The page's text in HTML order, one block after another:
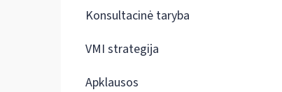
Konsultacinė taryba
VMI strategija
Apklausos